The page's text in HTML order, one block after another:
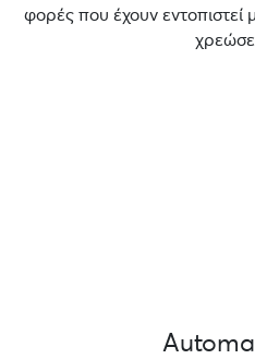
φορές που έχουν εντοπιστεί